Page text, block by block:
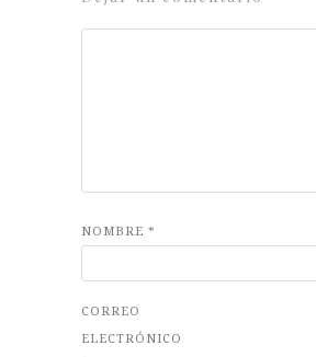
NOMBRE *
CORREO
ELECTRÓNICO